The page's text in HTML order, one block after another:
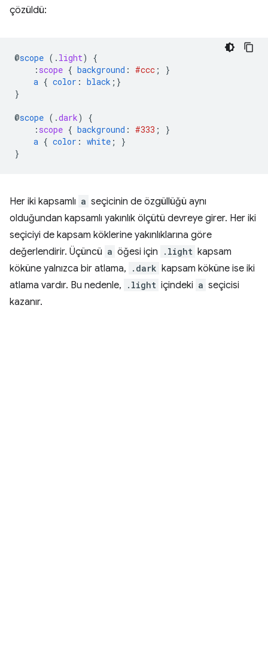
çözüldü:
@scope ( . light)
{
: scope { background : #ccc ;
}
a { color : black ;}
}
@scope ( .dark)
{
: scope { background : #333 ;
}
a { color : white ;
}
}
Her iki kapsamlı a seçicinin de özgüllüğü aynı
olduğundan kapsamlı yakınlık ölçütü devreye girer. Her iki
seçiciyi de kapsam köklerine yakınlıklarına göre
değerlendirir. Üçüncü a öğesi için .light kapsam
köküne yalnızca bir atlama,
.dark kapsam köküne ise iki
atlama vardır. Bu nedenle,
.light içindeki a seçicisi
kazanır.